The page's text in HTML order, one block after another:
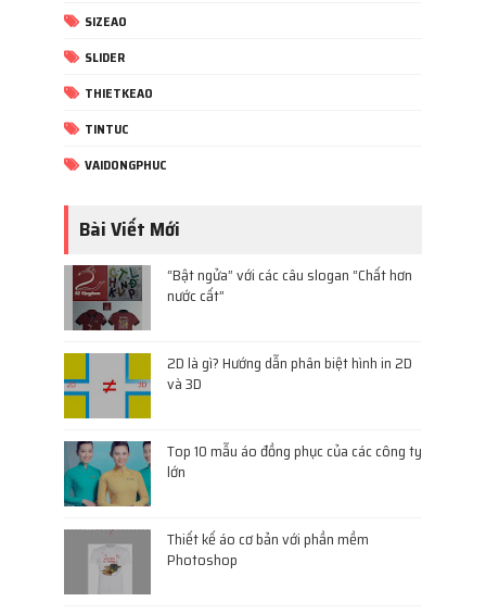
SIZEAO
SLIDER
THIETKEAO
TINTUC
VAIDONGPHUC
Bài Viết Mới
“Bật ngửa” với các câu slogan “Chất hơn
nước cất”
2D là gì? Hướng dẫn phân biệt hình in 2D
và 3D
Top 10 mẫu áo đồng phục của các công ty
lớn
Thiết kế áo cơ bản với phần mềm
Photoshop